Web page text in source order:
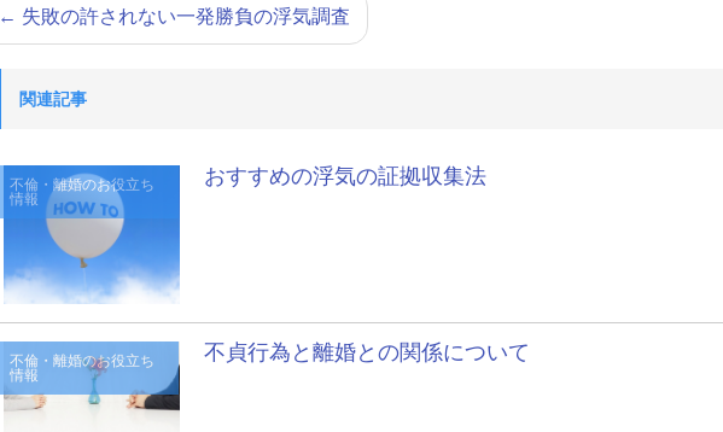
← 失敗の許されない一発勝負の浮気調査
関連記事
不倫・離婚のお役立ち
情報
おすすめの浮気の証拠収集法
不倫・離婚のお役立ち
情報
不貞行為と離婚との関係について